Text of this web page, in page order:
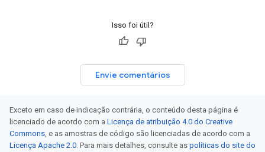
Isso foi útil?
Envie comentários
Exceto em caso de indicação contrária, o conteúdo desta página é
licenciado de acordo com a Licença de atribuição 4.0 do Creative
Commons, e as amostras de código são licenciadas de acordo com a
Licença Apache 2.0. Para mais detalhes, consulte as políticas do site do